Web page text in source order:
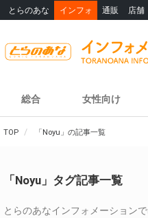
とらのあな インフォ 通販 店舗
総合 女性向け
TOP 「Noyu」の記事一覧
「Noyu」タグ記事一覧
とらのあなインフォメーション